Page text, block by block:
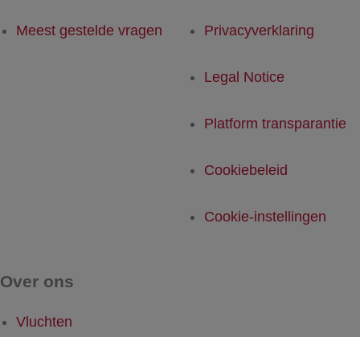
Meest gestelde vragen Privacyverklaring
Legal Notice
Platform transparantie
Cookiebeleid
Cookie-instellingen
Over ons
Vluchten